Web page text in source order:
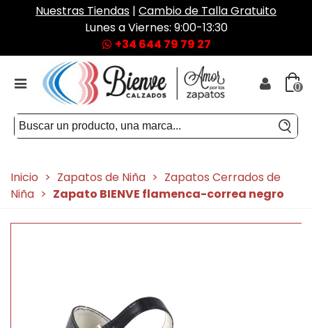
Nuestras Tiendas | Cambio de Talla Gratuito
Lunes a Viernes: 9:00-13:30
+34 644 79 79 27
0
Inicio > Zapatos de Niña > Zapatos Cerrados de
Niña > Zapato BIENVE flamenca-correa negro